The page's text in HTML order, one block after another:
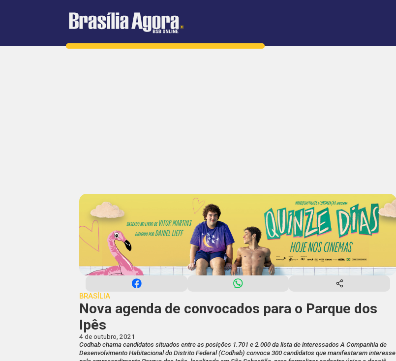
BRASÍLIA
Nova agenda de convocados para o Parque dos
Ipês
4 de outubro, 2021
Codhab chama candidatos situados entre as posições 1.701 e 2.000 da lista de interessados A Companhia de
Desenvolvimento Habitacional do Distrito Federal (Codhab) convoca 300 candidatos que manifestaram interesse